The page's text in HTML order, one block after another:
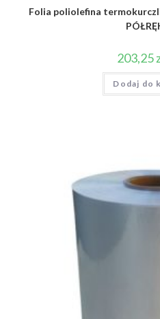
Folia poliolefina
203,25
Dodaj do